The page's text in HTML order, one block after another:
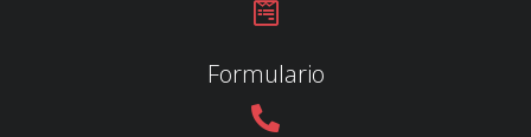
Formulario